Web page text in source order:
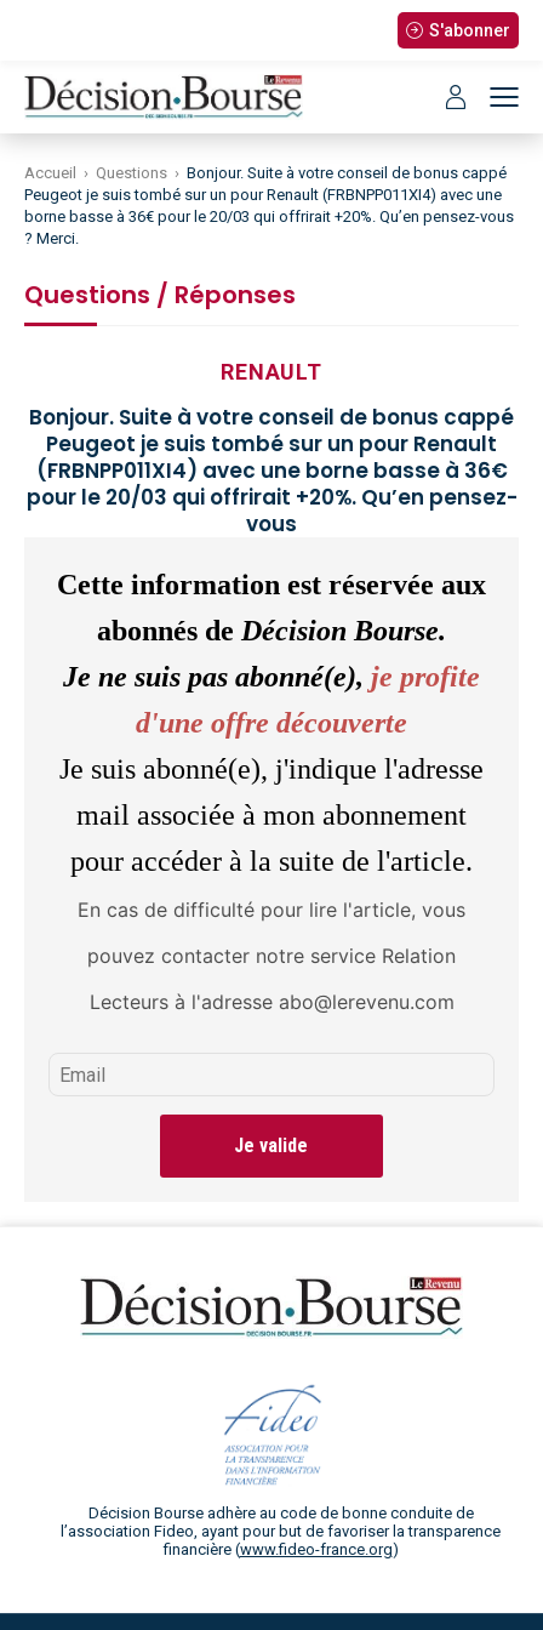
S'abonner
Accueil › Questions › Bonjour. Suite à votre conseil de bonus cappé
Peugeot je suis tombé sur un pour Renault (FRBNPP011XI4) avec une
borne basse à 36€ pour le 20/03 qui offrirait +20%. Qu’en pensez-vous
? Merci.
Questions / Réponses
RENAULT
Bonjour. Suite à votre conseil de bonus cappé
Peugeot je suis tombé sur un pour Renault
(FRBNPP011XI4) avec une borne basse à 36€
pour le 20/03 qui offrirait +20%. Qu’en pensez-
vous
Cette information est réservée aux
abonnés de Décision Bourse.
Je ne suis pas abonné(e), je profite
d'une offre découverte
Je suis abonné(e), j'indique l'adresse
mail associée à mon abonnement
pour accéder à la suite de l'article.
En cas de difficulté pour lire l'article, vous
pouvez contacter notre service Relation
Lecteurs à l'adresse abo@lerevenu.com
Je valide
Décision Bourse adhère au code de bonne conduite de
l’association Fideo, ayant pour but de favoriser la transparence
financière (www.fideo-france.org)